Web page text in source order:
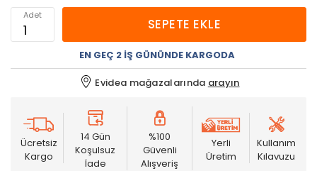
Adet
SEPETE EKLE
EN GEÇ 2 İŞ GÜNÜNDE KARGODA
Evidea mağazalarında arayın
Ücretsiz
Kargo
14 Gün
Koşulsuz
İade
%100
Güvenli
Alışveriş
Yerli
Üretim
Kullanım
Kılavuzu